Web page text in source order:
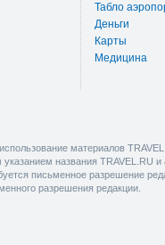
Табло
Деньги
Карты
Медицина
материалов
названия TRAVEL.RU
письменное разрешение
разрешения редакции.